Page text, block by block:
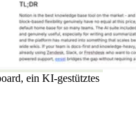
ein KI-gestütztes